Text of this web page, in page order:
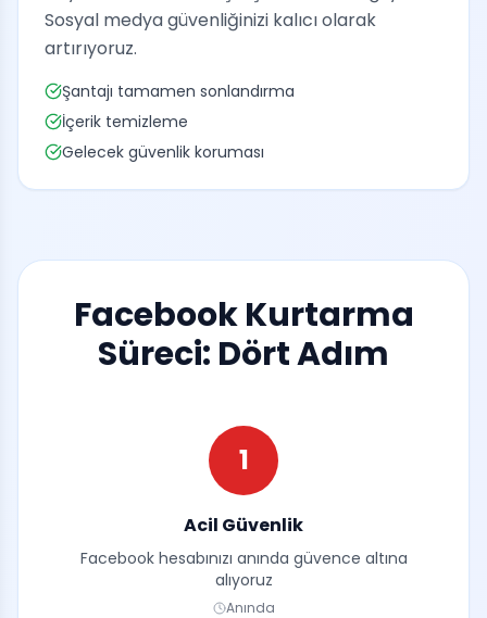
Sosyal medya güvenliğinizi kalıcı olarak
artırıyoruz.
Şantajı tamamen sonlandırma
İçerik temizleme
Gelecek güvenlik koruması
Facebook Kurtarma
Süreci: Dört Adım
1
Acil Güvenlik
Facebook hesabınızı anında güvence altına
alıyoruz
Anında